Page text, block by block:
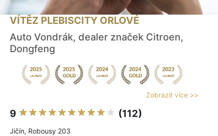
VÍTĚZ PLEBISCITY ORLOVÉ
Auto Vondrák, dealer značek Citroen,
Dongfeng
Zobrazit více >>
9 (112)
Jičín, Robousy 203